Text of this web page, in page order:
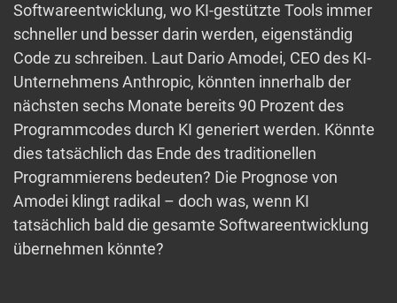
Softwareentwicklung, wo KI-gestützte Tools immer
schneller und besser darin werden, eigenständig
Code zu schreiben. Laut Dario Amodei, CEO des KI-
Unternehmens Anthropic, könnten innerhalb der
nächsten sechs Monate bereits 90 Prozent des
Programmcodes durch KI generiert werden. Könnte
dies tatsächlich das Ende des traditionellen
Programmierens bedeuten? Die Prognose von
Amodei klingt radikal – doch was, wenn KI
tatsächlich bald die gesamte Softwareentwicklung
übernehmen könnte?